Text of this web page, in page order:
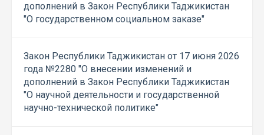
дополнений в Закон Республики Таджикистан
"О государственном социальном заказе"
Закон Республики Таджикистан от 17 июня 2026
года №2280 "О внесении изменений и
дополнений в Закон Республики Таджикистан
"О научной деятельности и государственной
научно-технической политике"